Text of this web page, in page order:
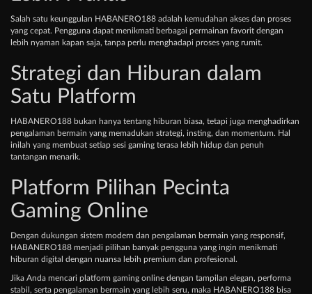
Salah satu keunggulan HABANERO188 adalah kemudahan akses dan proses
yang cepat. Pengguna dapat menikmati berbagai permainan favorit dengan
lebih nyaman kapan saja, tanpa perlu menghadapi proses yang rumit.
Strategi dan Hiburan dalam
Satu Platform
HABANERO188 bukan hanya tentang hiburan biasa, tetapi juga menghadirkan
pengalaman bermain yang memadukan strategi, insting, dan momentum. Hal
inilah yang membuat setiap sesi gaming terasa lebih hidup dan penuh
tantangan menarik.
Platform Pilihan Pecinta
Gaming Online
Dengan dukungan sistem modern dan pengalaman bermain yang responsif,
HABANERO188 menjadi pilihan banyak pengguna yang ingin menikmati
hiburan digital dengan nuansa lebih premium dan profesional.
Jika Anda mencari platform gaming online dengan tampilan elegan, performa
stabil, serta pengalaman bermain yang lebih seru, maka HABANERO188 bisa